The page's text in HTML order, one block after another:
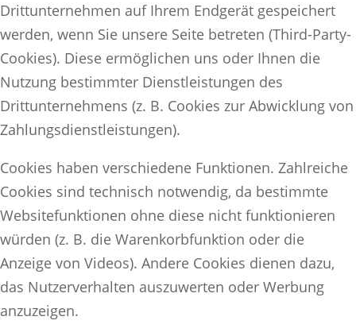
Drittunternehmen auf Ihrem Endgerät gespeichert
werden, wenn Sie unsere Seite betreten (Third-Party-
Cookies). Diese ermöglichen uns oder Ihnen die
Nutzung bestimmter Dienstleistungen des
Drittunternehmens (z. B. Cookies zur Abwicklung von
Zahlungsdienstleistungen).
Cookies haben verschiedene Funktionen. Zahlreiche
Cookies sind technisch notwendig, da bestimmte
Websitefunktionen ohne diese nicht funktionieren
würden (z. B. die Warenkorbfunktion oder die
Anzeige von Videos). Andere Cookies dienen dazu,
das Nutzerverhalten auszuwerten oder Werbung
anzuzeigen.